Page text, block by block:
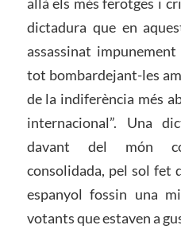
dictadura que en
assassinat
tot bombardejant-les
de la indiferència més
internacional”. Una
davant del món
consolidada, pel sol fet
espanyol fossin una
votants que estaven a